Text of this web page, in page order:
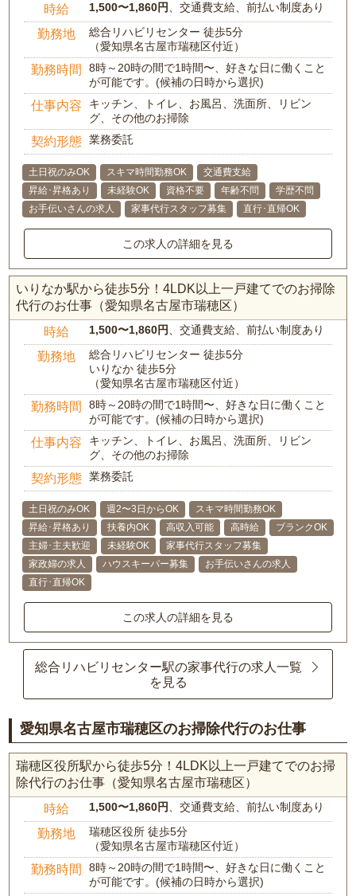
時給 1,500〜1,860円、交通費支給、前払い制度あり
勤務地
総合リハビリセンター 徒歩5分
（愛知県名古屋市瑞穂区付近）
勤務時間
8時～20時の間で1時間〜、好きな日に働くこと
が可能です。(候補の日時から選択)
仕事内容
キッチン、トイレ、お風呂、洗面所、リビン
グ、その他のお掃除
契約形態 業務委託
土日祝のみOK スキマ時間勤務OK
交通費支給
昇給･昇格あり
未経験OK 資格不要 年齢不問
学歴不問
お手伝いさんの求人
家事代行スタッフ募集 直行･直帰OK
この求人の詳細を見る
いりなか駅から徒歩5分！4LDK以上一戸建てでのお掃除
代行のお仕事（愛知県名古屋市瑞穂区）
時給 1,500〜1,860円、交通費支給、前払い制度あり
勤務地
総合リハビリセンター 徒歩5分
いりなか 徒歩5分
（愛知県名古屋市瑞穂区付近）
勤務時間
8時～20時の間で1時間〜、好きな日に働くこと
が可能です。(候補の日時から選択)
仕事内容
キッチン、トイレ、お風呂、洗面所、リビン
グ、その他のお掃除
契約形態 業務委託
土日祝のみOK 週2〜3日からOK
スキマ時間勤務OK
昇給･昇格あり
扶養内OK 高収入可能 高時給
ブランクOK
主婦･主夫歓迎
未経験OK
家事代行スタッフ募集
家政婦の求人
ハウスキーパー募集
お手伝いさんの求人
直行･直帰OK
この求人の詳細を見る
総合リハビリセンター駅の家事代行の求人一覧
を見る
愛知県名古屋市瑞穂区のお掃除代行のお仕事
瑞穂区役所駅から徒歩5分！4LDK以上一戸建てでのお掃
除代行のお仕事（愛知県名古屋市瑞穂区）
時給 1,500〜1,860円 、交通費支給、前払い制度あり
勤務地
瑞穂区役所 徒歩5分
（愛知県名古屋市瑞穂区付近）
勤務時間
8時～20時の間で1時間〜、好きな日に働くこと
が可能です。(候補の日時から選択)